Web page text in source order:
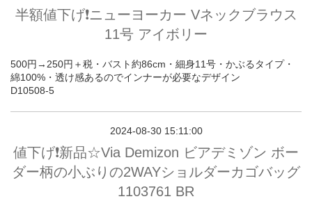
半額値下げ❗️ニューヨーカー Vネックブラウス
11号 アイボリー
500円→250円＋税・バスト約86cm・細身11号・かぶるタイプ・
綿100%・透け感あるのでインナーが必要なデザイン
D10508-5
2024-08-30 15:11:00
値下げ❗️新品☆Via Demizon ビアデミゾン ボー
ダー柄の小ぶりの2WAYショルダーカゴバッグ
1103761 BR